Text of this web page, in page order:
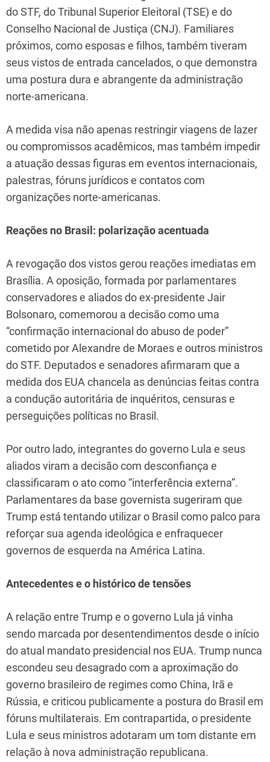
do STF, do Tribunal Superior Eleitoral (TSE) e do
Conselho Nacional de Justiça (CNJ). Familiares
próximos, como esposas e filhos, também tiveram
seus vistos de entrada cancelados, o que demonstra
uma postura dura e abrangente da administração
norte-americana.
A medida visa não apenas restringir viagens de lazer
ou compromissos acadêmicos, mas também impedir
a atuação dessas figuras em eventos internacionais,
palestras, fóruns jurídicos e contatos com
organizações norte-americanas.
Reações no Brasil: polarização acentuada
A revogação dos vistos gerou reações imediatas em
Brasília. A oposição, formada por parlamentares
conservadores e aliados do ex-presidente Jair
Bolsonaro, comemorou a decisão como uma
“confirmação internacional do abuso de poder”
cometido por Alexandre de Moraes e outros ministros
do STF. Deputados e senadores afirmaram que a
medida dos EUA chancela as denúncias feitas contra
a condução autoritária de inquéritos, censuras e
perseguições políticas no Brasil.
Por outro lado, integrantes do governo Lula e seus
aliados viram a decisão com desconfiança e
classificaram o ato como “interferência externa”.
Parlamentares da base governista sugeriram que
Trump está tentando utilizar o Brasil como palco para
reforçar sua agenda ideológica e enfraquecer
governos de esquerda na América Latina.
Antecedentes e o histórico de tensões
A relação entre Trump e o governo Lula já vinha
sendo marcada por desentendimentos desde o início
do atual mandato presidencial nos EUA. Trump nunca
escondeu seu desagrado com a aproximação do
governo brasileiro de regimes como China, Irã e
Rússia, e criticou publicamente a postura do Brasil em
fóruns multilaterais. Em contrapartida, o presidente
Lula e seus ministros adotaram um tom distante em
relação à nova administração republicana.